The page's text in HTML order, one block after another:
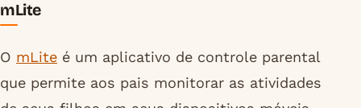
mLite
O mLite é um aplicativo de controle parental
que permite aos pais monitorar as atividades